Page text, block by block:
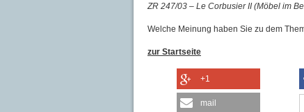
ZR 247/03 – Le Corbusier II (Möbel im
Welche Meinung haben Sie zu dem
zur Startseite
+1
mail